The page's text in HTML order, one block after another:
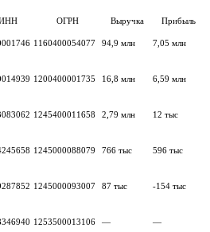
ОГРН Выручка Прибыль
1160400054077 94,9 млн 7,05 млн
1200400001735 16,8 млн 6,59 млн
1245400011658 2,79 млн 12 тыс
1245000088079 766 тыс 596 тыс
1245000093007 87 тыс -154 тыс
1253500013106 — —